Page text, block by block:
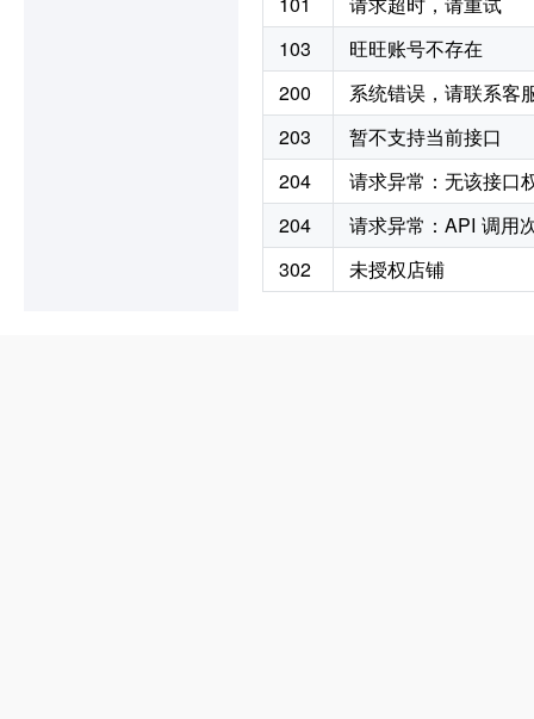
103
旺旺账号不存在
200
系统错误，请联系客
203
暂不支持当前接口
204
请求异常：无该接口
204
请求异常：API 调用
302
未授权店铺